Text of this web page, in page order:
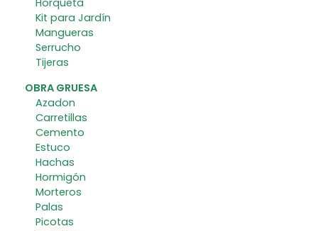
Horqueta
Kit para Jardín
Mangueras
Serrucho
Tijeras
OBRA GRUESA
Azadon
Carretillas
Cemento
Estuco
Hachas
Hormigón
Morteros
Palas
Picotas